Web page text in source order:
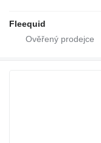
Fleequid